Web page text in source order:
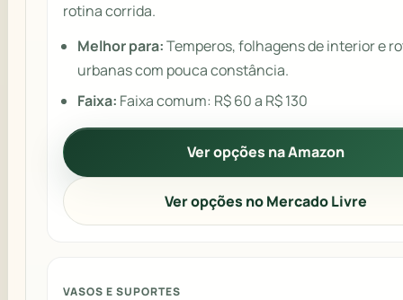
rotina corrida.
Melhor para:Temperos, folhagens de interior e
urbanas com pouca constância.
Faixa: Faixa comum: R$ 60 a R$ 130
Ver opções na Amazon
Ver opções no Mercado Livre
VASOS E SUPORTES